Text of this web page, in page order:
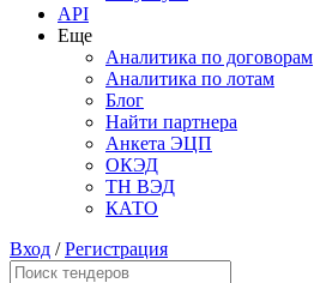
API
Еще
Аналитика по договорам
Аналитика по лотам
Блог
Найти партнера
Анкета ЭЦП
ОКЭД
ТН ВЭД
КАТО
Вход /Регистрация